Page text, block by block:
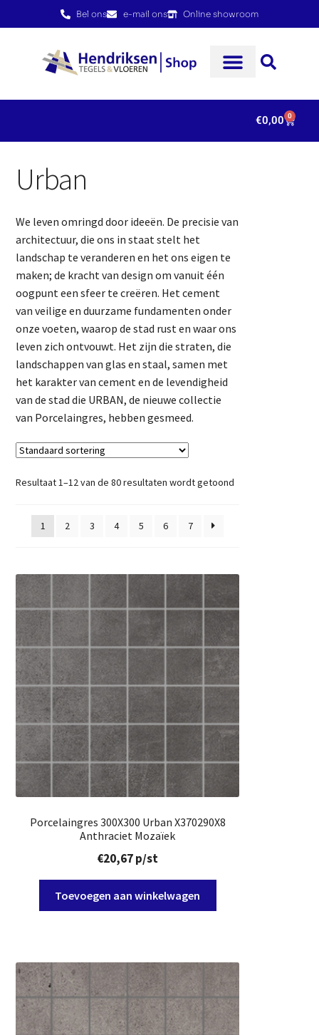
Bel ons e-mail ons Online showroom
€0,00 0
Urban
We leven omringd door ideeën. De precisie van
architectuur, die ons in staat stelt het
landschap te veranderen en het ons eigen te
maken; de kracht van design om vanuit één
oogpunt een sfeer te creëren. Het cement
van veilige en duurzame fundamenten onder
onze voeten, waarop de stad rust en waar ons
leven zich ontvouwt. Het zijn die straten, die
landschappen van glas en staal, samen met
het karakter van cement en de levendigheid
van de stad die URBAN, de nieuwe collectie
van Porcelaingres, hebben gesmeed.
Resultaat 1–12 van de 80 resultaten wordt getoond
1 2 3 4 5 6 7
Porcelaingres 300X300 Urban X370290X8
Anthraciet Mozaïek
€20,67p/st
Toevoegen aan winkelwagen